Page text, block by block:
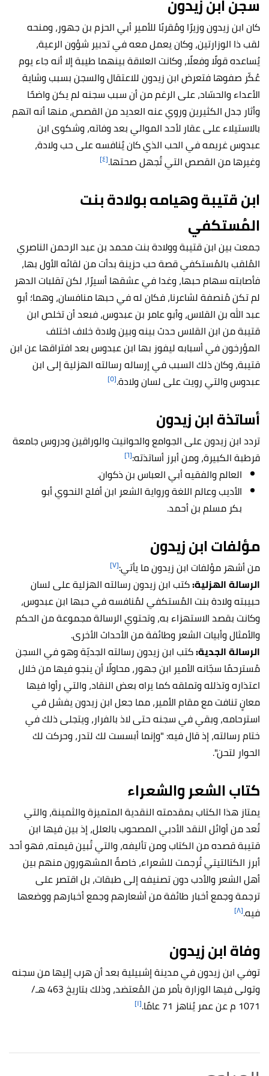
سجن ابن زيدون
كان ابن زيدون وزيرًا ومُقربًا للأمير أبي الحزم بن جهور، ومنحه
لقب ذا الوزارتين، وكان يعمل معه في تدبير شؤون الرعية،
يُساعده قولًا وفعلًا، وكانت العلاقة بينهما طيبة إلا أنه جاء يوم
عُكّر صفوها فتعرض ابن زيدون للاعتقال والسجن بسبب وشاية
الأعداء والحسّاد، على الرغم من أن سبب سجنه لم يكن واضحًا
وأثار جدل الكثيرين وروي عنه العديد من القصص، منها أنه اتهم
بالاستيلاء على عقار لأحد الموالي بعد وفاته، وشكوى ابن
عبدوس غريمه في الحب الذي كان يُنافسه على حب ولادة،
وغيرها من القصص التي تُجهل صحتها.[٤]
ابن قتيبة وهيامه بولادة بنت
المُستكفي
جمعت بين ابن قتيبة وولادة بنت محمد بن عبد الرحمن الناصري
المُلقب بالمُستكفي قصة حب حزينة بدأت من لقائه الأول بها،
فأصابته سهام حبها، وغدا في عشقها أسيرًا، لكن تقلبات الدهر
لم تكن مُنصفة لشاعرنا، فكان له في حبها منافسان، وهما؛ أبو
عبد الله بن القلاس، وأبو عامر بن عبدوس، فبعد أن تخلص ابن
قتيبة من ابن القلاس حدث بينه وبين ولادة خلاف اختلف
المؤرخون في أسبابه ليفوز بها ابن عبدوس بعد افتراقها عن ابن
قتيبة، وكان ذلك السبب في إرساله رسالته الهزلية إلى ابن
عبدوس والتي رويت على لسان ولادة.[٥]
أساتذة ابن زيدون
تردد ابن زيدون على الجوامع والحوانيت والوراقين ودروس جامعة
قرطبة الكبيرة، ومن أبرز أساتذته:[٦]
العالم والفقيه أبي العباس بن ذكوان.
الأديب وعالم اللغة ورواية الشعر ابن أفلح النحوي أبو
بكر مسلم بن أحمد.
مؤلفات ابن زيدون
من أشهر مؤلفات ابن زيدون ما يأتي:[٧]
الرسالة الهزلية:كتب ابن زيدون رسالته الهزلية على لسان
حبيبته ولادة بنت المُستكفي لمُنافسه في حبها ابن عبدوس،
وكانت بقصد الاستهزاء به، وتحتوي الرسالة مجموعة من الحكم
والأمثال وأبيات الشعر وطائفة من الأحداث الأخرى.
الرسالة الجدية:كتب ابن زيدون رسالته الجديّة وهو في السجن
مُسترحمًا سجّانه الأمير ابن جهور، محاولًا أن ينجو فيها من خلال
اعتذاره وتذلله وتملقه كما يراه بعض النقاد، والتي رأوا فيها
معانٍ تنافت مع مقام الأمير، مما جعل ابن زيدون يفشل في
استرحامه، وبقي في سجنه حتى لاذ بالفرار، ويتجلى ذلك في
ختام رسالته، إذ قال فيه: "وإنما أبسست لك لتدر، وحركت لك
الحوار لتحن".
كتاب الشعر والشعراء
يمتاز هذا الكتاب بمقدمته النقدية المتميزة والثمينة، والتي
تُعد من أوائل النقد الأدبي المصحوب بالعلل، إذ بين فيها ابن
قتيبة قصده من الكتاب ومن تأليفه، والتي تُبين قيمته، فهو أحد
أبرز الكتالتيتي تُرجمت للشعراء، خاصةً المشهورون منهم بين
أهل الشعر والأدب دون تصنيفه إلى طبقات، بل اقتصر على
ترجمة وجمع أخبار طائفة من أشعارهم وجمع أخبارهم ووضعها
فيه.[٨]
وفاة ابن زيدون
توفي ابن زيدون في مدينة إشبيلية بعد أن هرب إليها من سجنه
وتولى فيها الوزارة بأمر من المُعتضد، وذلك بتاريخ 463 هـ/
1071 م عن عمر يُناهز 71 عامًا.
[١]